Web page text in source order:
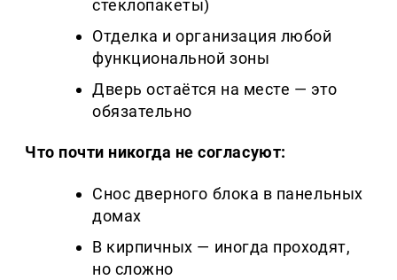
стеклопакеты)
Отделка и организация любой
функциональной зоны
Дверь остаётся на месте — это
обязательно
Что почти никогда не согласуют:
Снос дверного блока в панельных
домах
В кирпичных — иногда проходят,
но сложно